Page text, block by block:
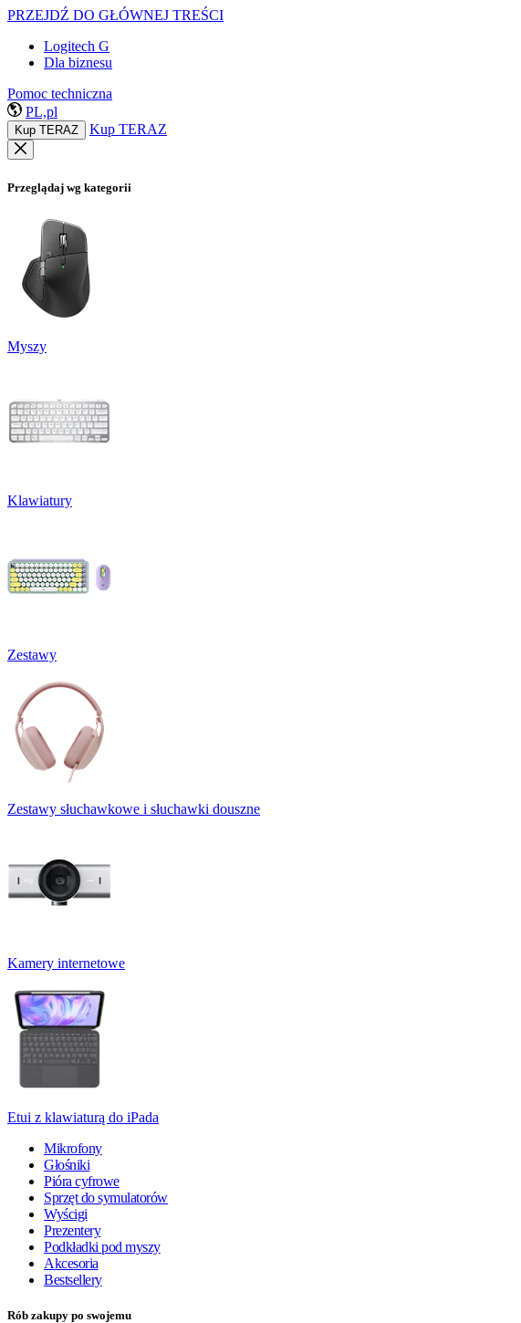
PRZEJDŹ DO GŁÓWNEJ TREŚCI
Logitech G
Dla biznesu
Pomoc techniczna
PL,pl
Kup TERAZ Kup TERAZ
Przeglądaj wg kategorii
Myszy
Klawiatury
Zestawy
Zestawy słuchawkowe i słuchawki douszne
Kamery internetowe
Etui z klawiaturą do iPada
Mikrofony
Głośniki
Pióra cyfrowe
Sprzęt do symulatorów
Wyścigi
Prezentery
Podkładki pod myszy
Akcesoria
Bestsellery
Rób zakupy po swojemu